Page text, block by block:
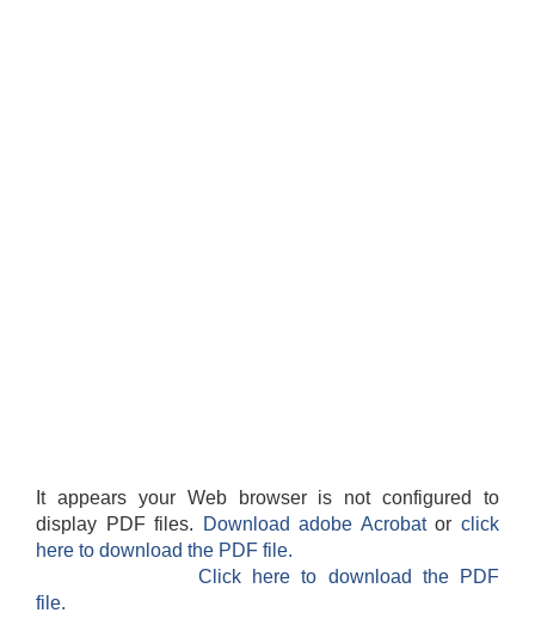
It appears your Web browser is not configured to
display PDF files.
Download adobe Acrobatorclick
here to download the PDF file.
Click here to download the PDF
file.